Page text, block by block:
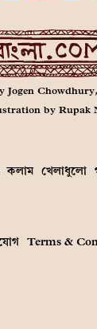
Jogen
by Rupak
কলাম খেলাধুলো
Terms &